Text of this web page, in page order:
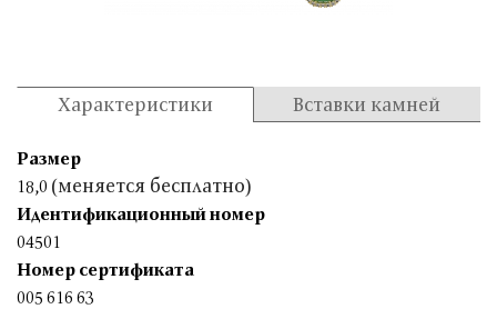
Характеристики Вставки камней
Размер
18,0 (меняется бесплатно)
Идентификационный номер
04501
Номер сертификата
005 616 63